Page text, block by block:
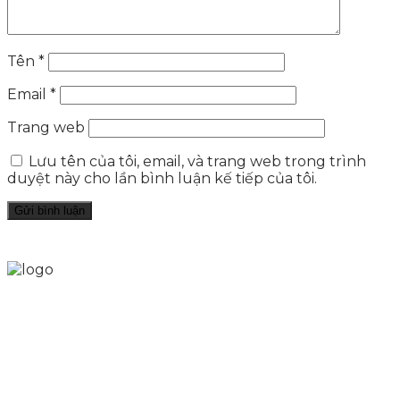
Tên *
Email *
Trang web
Lưu tên của tôi, email, và trang web trong trình
duyệt này cho lần bình luận kế tiếp của tôi.